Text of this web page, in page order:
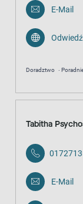
E-Mail
Doradztwo
Tabitha
E-Mail